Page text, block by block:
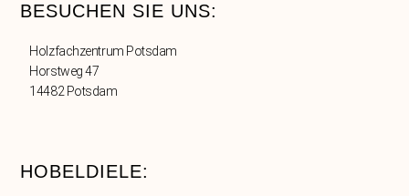
BESUCHEN SIE UNS:
Holzfachzentrum Potsdam
Horstweg 47
14482 Potsdam
HOBELDIELE: